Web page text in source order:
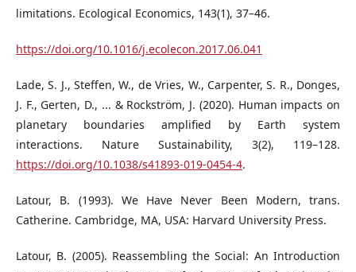
limitations. Ecological Economics, 143(1), 37–46.
https://doi.org/10.1016/j.ecolecon.2017.06.041
Lade, S. J., Steffen, W., de Vries, W., Carpenter, S. R., Donges,
J. F., Gerten, D., ... & Rockström, J. (2020). Human impacts on
planetary boundaries amplified by Earth system
interactions. Nature Sustainability, 3(2), 119–128.
https://doi.org/10.1038/s41893-019-0454-4.
Latour, B. (1993). We Have Never Been Modern, trans.
Catherine. Cambridge, MA, USA: Harvard University Press.
Latour, B. (2005). Reassembling the Social: An Introduction